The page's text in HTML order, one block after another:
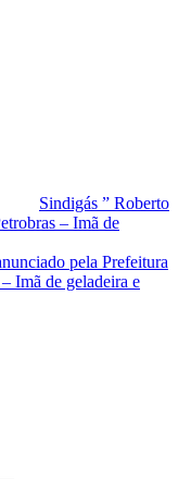
Sindigás ” Roberto
– Imã de
pela Prefeitura
Imã de geladeira e